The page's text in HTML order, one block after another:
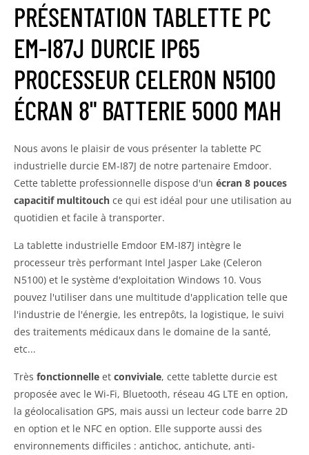
PRÉSENTATION TABLETTE PC
EM-I87J DURCIE IP65
PROCESSEUR CELERON N5100
ÉCRAN 8" BATTERIE 5000 MAH
Nous avons le plaisir de vous présenter la tablette PC
industrielle durcie EM-I87J de notre partenaire Emdoor.
Cette tablette professionnelle dispose d'un écran 8 pouces
capacitif multitouch ce qui est idéal pour une utilisation au
quotidien et facile à transporter.
La tablette industrielle Emdoor EM-I87J intègre le
processeur très performant Intel Jasper Lake (Celeron
N5100) et le système d'exploitation Windows 10. Vous
pouvez l'utiliser dans une multitude d'application telle que
l'industrie de l'énergie, les entrepôts, la logistique, le suivi
des traitements médicaux dans le domaine de la santé,
etc...
Très fonctionnelle et conviviale, cette tablette durcie est
proposée avec le Wi-Fi, Bluetooth, réseau 4G LTE en option,
la géolocalisation GPS, mais aussi un lecteur code barre 2D
en option et le NFC en option. Elle supporte aussi des
environnements difficiles : antichoc, antichute, anti-